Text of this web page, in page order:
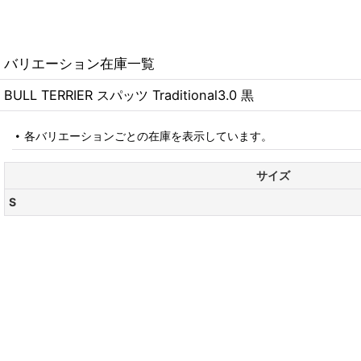
バリエーション在庫一覧
BULL TERRIER スパッツ Traditional3.0 黒
各バリエーションごとの在庫を表示しています。
サイズ
S